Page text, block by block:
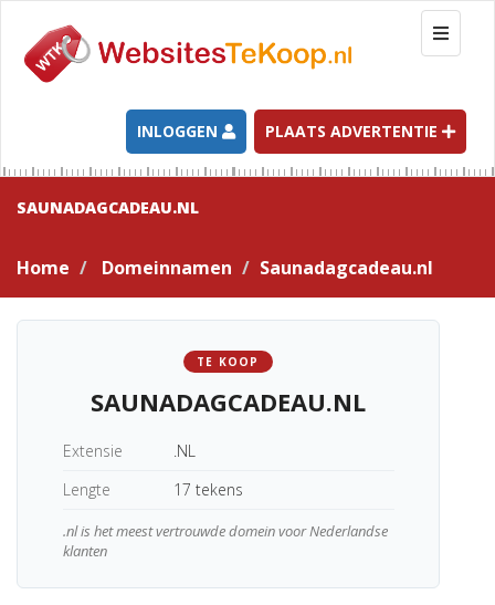
T
o
g
l
e
n
a
t
INLOGGEN PLAATS ADVERTENTIE
SAUNADAGCADEAU.NL
Home Domeinnamen Saunadagcadeau.nl
TE KOOP
SAUNADAGCADEAU.NL
Extensie
.NL
Lengte
17 tekens
.nl is het meest vertrouwde domein voor Nederlandse
klanten